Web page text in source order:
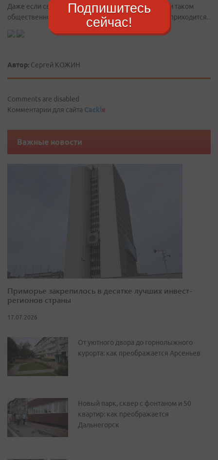
Даже если свобода ограничена шестью годами. При таком
общественном резонансе рассчитывать на УДО не приходится.
Автор: Сергей КОЖИН
Comments are disabled
Комментарии для сайта Cackle
Важные новости
Приморье закрепилось в десятке лучших инвест-
регионов страны
17.07.2026
От уютного двора до горнолыжного
курорта: как преображается Арсеньев
Новый парк, сквер с фонтаном и 50
квартир: как преображается
Дальнегорск
Подпишитесь
сейчас!